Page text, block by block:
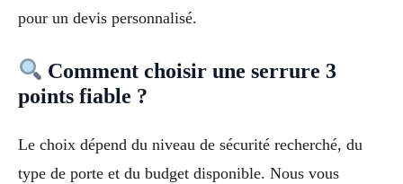
pour un devis personnalisé.
Comment choisir une serrure 3
points fiable ?
Le choix dépend du niveau de sécurité recherché, du
type de porte et du budget disponible. Nous vous